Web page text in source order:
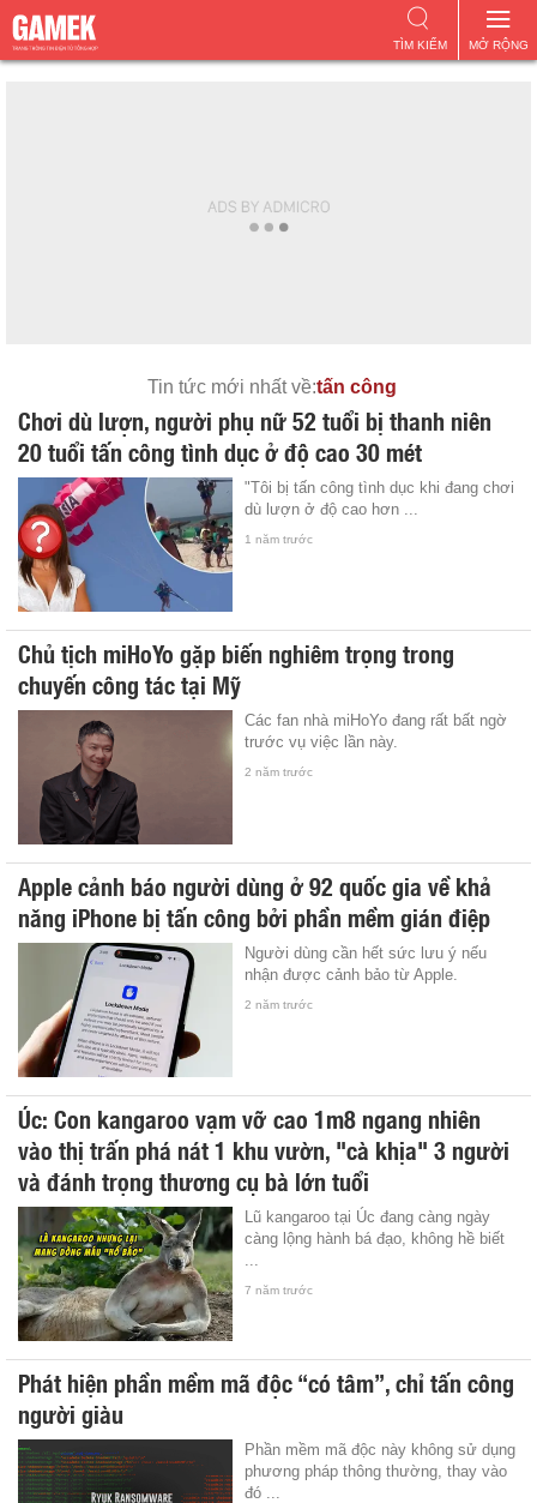
MỞ RỘNG
TÌM KIẾM
Tin tức mới nhất về:tấn công
Chơi dù lượn, người phụ nữ 52 tuổi bị thanh niên
20 tuổi tấn công tình dục ở độ cao 30 mét
"Tôi bị tấn công tình dục khi đang chơi
dù lượn ở độ cao hơn ...
1 năm trước
Chủ tịch miHoYo gặp biến nghiêm trọng trong
chuyến công tác tại Mỹ
Các fan nhà miHoYo đang rất bất ngờ
trước vụ việc lần này.
2 năm trước
Apple cảnh báo người dùng ở 92 quốc gia về khả
năng iPhone bị tấn công bởi phần mềm gián điệp
Người dùng cần hết sức lưu ý nếu
nhận được cảnh bảo từ Apple.
2 năm trước
Úc: Con kangaroo vạm vỡ cao 1m8 ngang nhiên
vào thị trấn phá nát 1 khu vườn, "cà khịa" 3 người
và đánh trọng thương cụ bà lớn tuổi
Lũ kangaroo tại Úc đang càng ngày
càng lộng hành bá đạo, không hề biết
7 năm trước
Phát hiện phần mềm mã độc “có tâm”, chỉ tấn công
người giàu
Phần mềm mã độc này không sử dụng
phương pháp thông thường, thay vào
đó ...